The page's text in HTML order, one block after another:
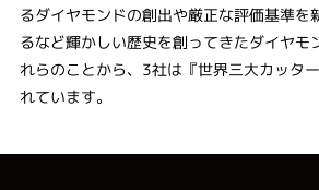
るダイヤモンドの創出や厳正な評価基準を
るなど輝かしい歴史を創ってきたダイヤモ
れらのことから、3社は『世界三大カッタ
れています。